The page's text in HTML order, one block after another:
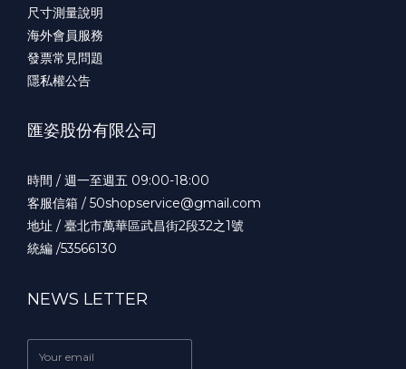
尺寸測量說明
海外會員服務
發票常見問題
隱私權公告
匯姿股份有限公司
時間 / 週一至週五 09:00-18:00
客服信箱 / 50shopservice@gmail.com
地址 / 臺北市萬華區武昌街2段32之1號
統編 /53566130
NEWS LETTER